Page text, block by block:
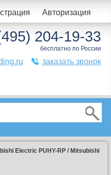
Авторизация
204-19-33
бесплатно по России
заказать звонок
Electric PUHY-RP / Mitsubishi